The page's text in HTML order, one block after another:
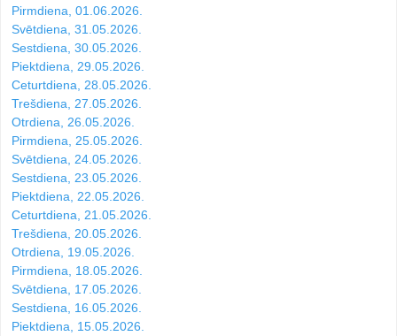
Pirmdiena, 01.06.2026.
Svētdiena, 31.05.2026.
Sestdiena, 30.05.2026.
Piektdiena, 29.05.2026.
Ceturtdiena, 28.05.2026.
Trešdiena, 27.05.2026.
Otrdiena, 26.05.2026.
Pirmdiena, 25.05.2026.
Svētdiena, 24.05.2026.
Sestdiena, 23.05.2026.
Piektdiena, 22.05.2026.
Ceturtdiena, 21.05.2026.
Trešdiena, 20.05.2026.
Otrdiena, 19.05.2026.
Pirmdiena, 18.05.2026.
Svētdiena, 17.05.2026.
Sestdiena, 16.05.2026.
Piektdiena, 15.05.2026.